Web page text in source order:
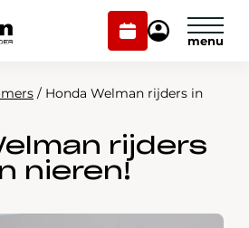
Plan
onderhoud
Mijn
onderhoud
/ Honda Welman rijders in
rijders
nieren!